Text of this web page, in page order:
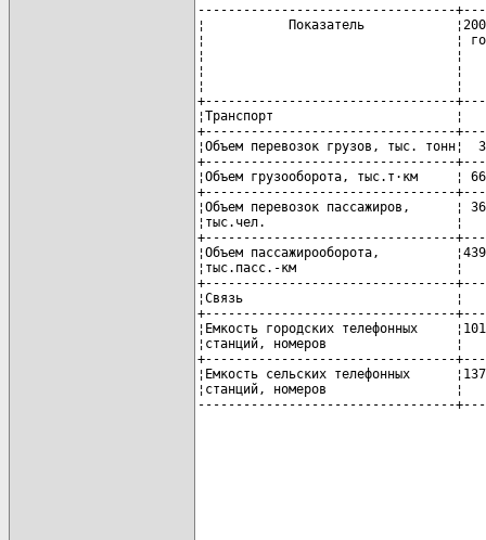
----------------------------------
¦           Показатель            ¦2005
¦                                 ¦ год ¦
¦                                 ¦
¦                                 ¦     ¦
¦                                 ¦
+---------------------------------
¦Транспорт
+---------------------------------
¦Объем перевозок грузов, тыс. тонн¦
+---------------------------------
¦Объем грузооборота, тыс.т·км     ¦
+---------------------------------
¦Объем перевозок пассажиров,      ¦
¦тыс.чел.                         ¦
+---------------------------------
¦Объем пассажирооборота,
¦тыс.пасс.-км
+---------------------------------
¦Связь                            ¦
+---------------------------------
¦Емкость городских телефонных
¦станций, номеров
+---------------------------------
¦Емкость сельских телефонных
¦станций, номеров
----------------------------------